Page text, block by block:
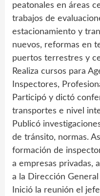
peatonales en áreas
trabajos de
estacionamiento y
nuevos, reformas en
puertos terrestres y
Realiza cursos para
Inspectores,
Participó y dictó
transportes e nivel
Publicó
de tránsito, normas.
formación de
a empresas privadas,
a la Dirección General
Inició la reunión el